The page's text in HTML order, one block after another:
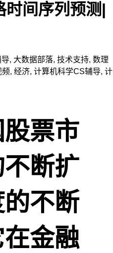
间序列预测|
导, 大数据部落, 技术支持, 数理
频, 经济, 计算机科学CS辅导, 计
股票市
断扩
不断
金融